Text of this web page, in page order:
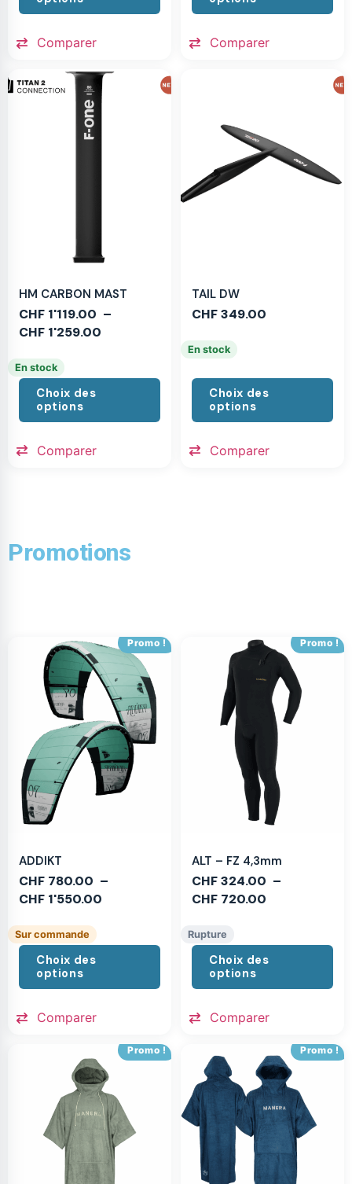
Comparer Comparer
HM CARBON MAST
CHF 1'119.00 –
CHF 1'259.00
En stock
Choix des
options
Comparer
TAIL DW
CHF349.00
En stock
Choix des
options
Comparer
Promotions
Promo !
ADDIKT
CHF 780.00 –
CHF 1'550.00
Sur commande
Choix des
options
Comparer
Promo !
ALT – FZ 4,3mm
CHF324.00 –
CHF 720.00
Rupture
Choix des
options
Comparer
Promo ! Promo !